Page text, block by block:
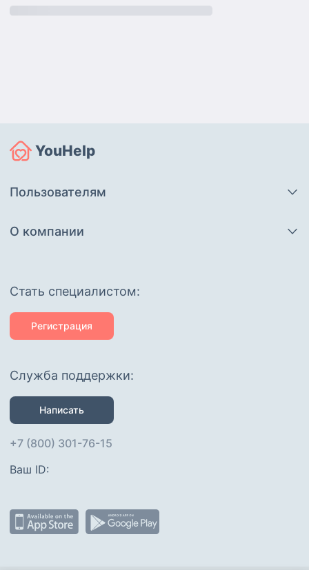
YouHelp
Пользователям
О компании
Cтать специалистом:
Регистрация
Служба поддержки:
Написать
+7 (800) 301-76-15
Ваш ID: